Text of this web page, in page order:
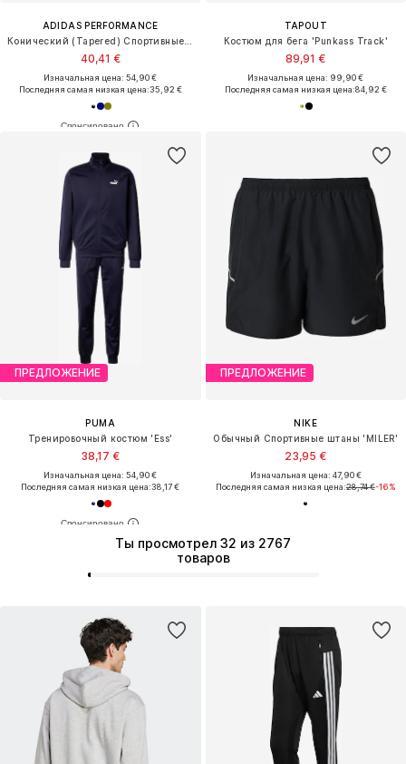
ADIDAS PERFORMANCE
40,41 €
Изначальная цена: 54,90 €
Последняя самая низкая цена:35,92 €
TAPOUT
Костюм для бега 'Punkass Track'
89,91 €
Изначальная цена: 99,90 €
Последняя самая низкая цена:84,92 €
ПРЕДЛОЖЕНИЕ
PUMA
Тренировочный костюм 'Ess'
38,17 €
Изначальная цена: 54,90 €
Последняя самая низкая цена:38,17 €
ПРЕДЛОЖЕНИЕ
NIKE
Обычный Спортивные штаны 'MILER'
23,95 €
Изначальная цена: 47,90 €
Последняя самая низкая цена:28,74 €-16%
Ты просмотрел 32 из 2767
товаров